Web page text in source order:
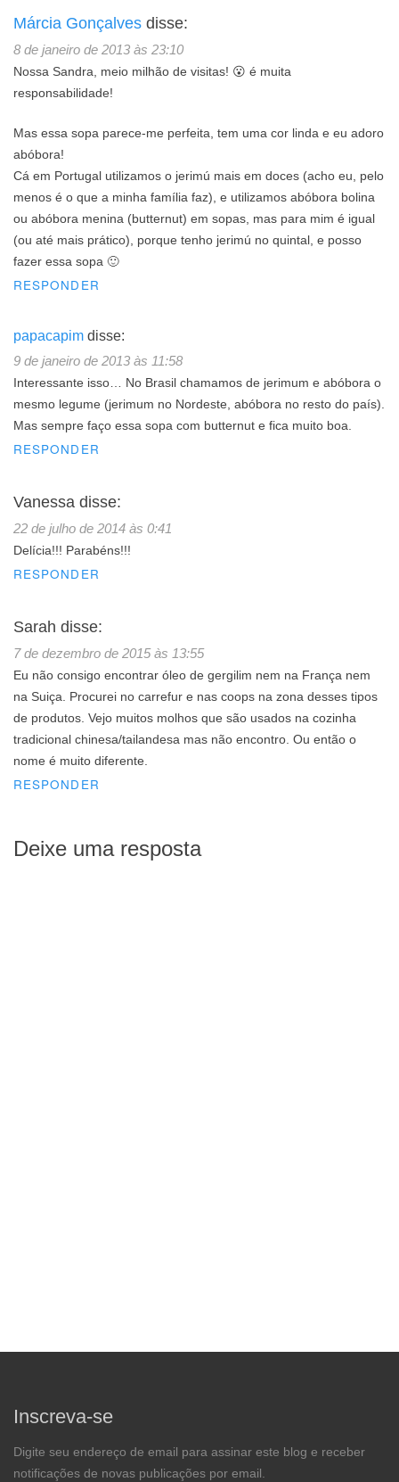
Márcia Gonçalves disse:
8 de janeiro de 2013 às 23:10
Nossa Sandra, meio milhão de visitas! 😮 é muita
responsabilidade!
Mas essa sopa parece-me perfeita, tem uma cor linda e eu adoro
abóbora!
Cá em Portugal utilizamos o jerimú mais em doces (acho eu, pelo
menos é o que a minha família faz), e utilizamos abóbora bolina
ou abóbora menina (butternut) em sopas, mas para mim é igual
(ou até mais prático), porque tenho jerimú no quintal, e posso
fazer essa sopa 🙂
RESPONDER
papacapim disse:
9 de janeiro de 2013 às 11:58
Interessante isso… No Brasil chamamos de jerimum e abóbora o
mesmo legume (jerimum no Nordeste, abóbora no resto do país).
Mas sempre faço essa sopa com butternut e fica muito boa.
RESPONDER
Vanessa disse:
22 de julho de 2014 às 0:41
Delícia!!! Parabéns!!!
RESPONDER
Sarah disse:
7 de dezembro de 2015 às 13:55
Eu não consigo encontrar óleo de gergilim nem na França nem
na Suiça. Procurei no carrefur e nas coops na zona desses tipos
de produtos. Vejo muitos molhos que são usados na cozinha
tradicional chinesa/tailandesa mas não encontro. Ou então o
nome é muito diferente.
RESPONDER
Deixe uma resposta
Inscreva-se
Digite seu endereço de email para assinar este blog e receber
notificações de novas publicações por email.